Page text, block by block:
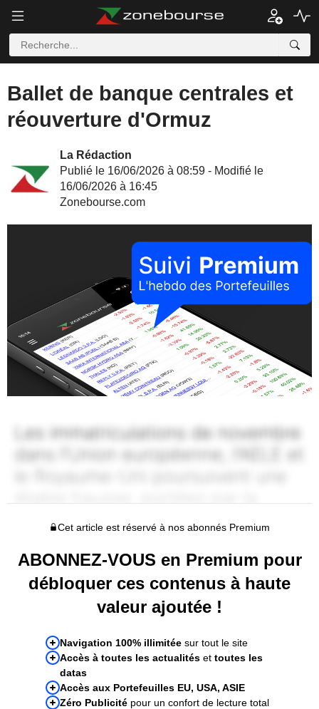
Ballet de banque centrales et
réouverture d'Ormuz
La Rédaction
Publié le 16/06/2026 à 08:59 - Modifié le
16/06/2026 à 16:45
Zonebourse.com
Cet article est réservé à nos abonnés Premium
ABONNEZ-VOUS en Premium pour
débloquer ces contenus à haute
valeur ajoutée !
Navigation 100% illimitée sur tout le site
Accès à toutes les actualités et toutes les
datas
Accès aux Portefeuilles EU, USA, ASIE
Zéro Publicité pour un confort de lecture total